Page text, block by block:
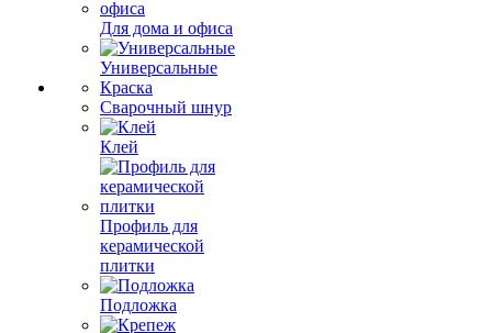
Для дома и офиса
Универсальные
Краска
Сварочный шнур
Клей
Профиль для
керамической
плитки
Подложка